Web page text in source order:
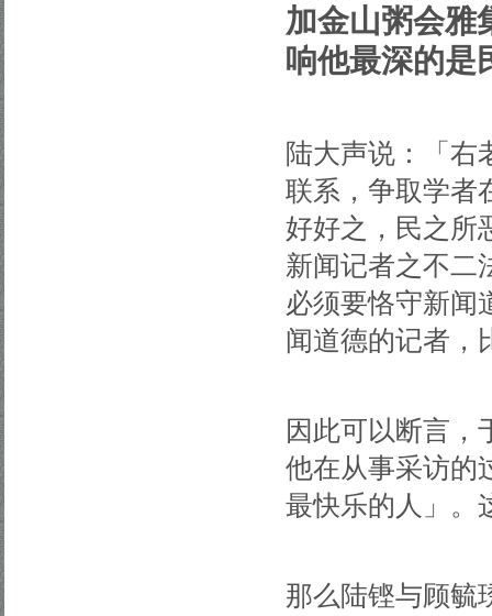
加金山粥会雅
响他最深的是
陆大声说：「右
联系，争取学者
好好之，民之所
新闻记者之不二
必须要恪守新闻
闻道德的记者，
因此可以断言，
他在从事采访的
最快乐的人」。
那么陆铿与顾毓